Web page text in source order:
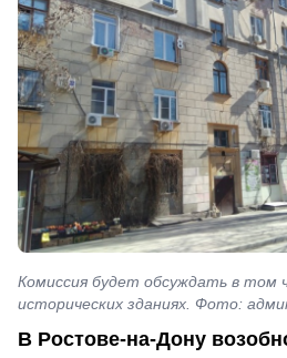
Комиссия будет обсуждать в том
исторических зданиях. Фото:
В Ростове-на-Дону